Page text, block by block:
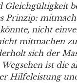
Gleichgültigkeit
Prinzip:
nicht
mitmachen
sich der
Wegsehen ist die
Hilfeleistung